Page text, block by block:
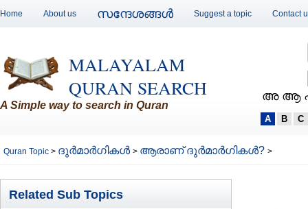
Home About us സന്ദേശങ്ങള്‍ Suggest a topic Contact
MALAYALAM
QURAN SEARCH
A Simple way to search in Quran
അ ആ
A B C
Quran Topic > ദുര്‍മാര്‍ഗികള്‍ > ആരാണ് ദുര്‍മാര്‍ഗികള്‍? >
Related Sub Topics